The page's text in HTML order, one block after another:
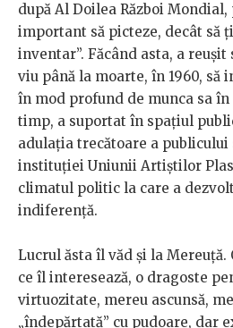
după Al Doilea Război
important să picteze, decât să
inventar”. Făcând asta, a
viu până la moarte, în 1960, să
în mod profund de munca sa
timp, a suportat în spațiul
adulația trecătoare a
instituției Uniunii Artiștilor
climatul politic la care a
indiferență.
Lucrul ăsta îl văd și la Mereuță.
ce îl interesează, o dragoste
virtuozitate, mereu ascunsă,
„îndepărtată” cu pudoare, dar